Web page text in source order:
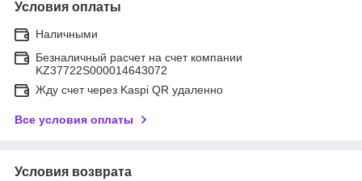
Условия оплаты
Наличными
Безналичный расчет на счет компании
KZ37722S000014643072
Жду счет через Kaspi QR удаленно
Все условия оплаты
Условия возврата